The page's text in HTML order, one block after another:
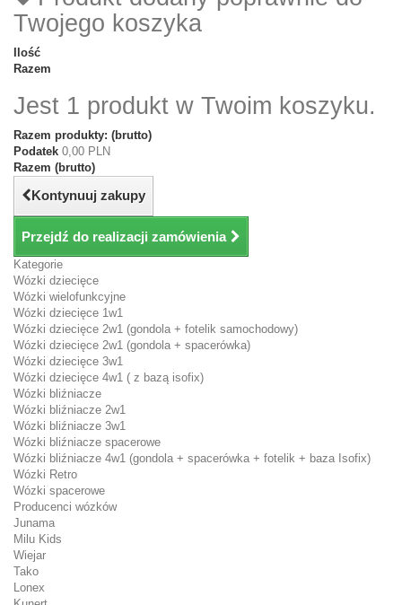
Twojego koszyka
Ilość
Razem
Jest 1 produkt w Twoim koszyku.
Razem produkty: (brutto)
Podatek 0,00 PLN
Razem (brutto)
Kontynuuj zakupy
Przejdź do realizacji zamówienia
Kategorie
Wózki dziecięce
Wózki wielofunkcyjne
Wózki dziecięce 1w1
Wózki dziecięce 2w1 (gondola + fotelik samochodowy)
Wózki dziecięce 2w1 (gondola + spacerówka)
Wózki dziecięce 3w1
Wózki dziecięce 4w1 ( z bazą isofix)
Wózki bliźniacze
Wózki bliźniacze 2w1
Wózki bliźniacze 3w1
Wózki bliźniacze spacerowe
Wózki bliźniacze 4w1 (gondola + spacerówka + fotelik + baza Isofix)
Wózki Retro
Wózki spacerowe
Producenci wózków
Junama
Milu Kids
Wiejar
Tako
Lonex